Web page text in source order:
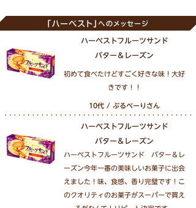
ハーベストフルーツサンド
バター＆レーズン
初めて食べたけどすごく好きな味！大好
きです！！
10代 / ぶるべーりさん
ハーベストフルーツサンド
バター＆レーズン
ハーベストフルーツサンド バター＆レ
ーズン今年一番の美味しいお菓子に出会
えました！味、食感、香り完璧です！こ
のクオリティのお菓子がスーパーで買え